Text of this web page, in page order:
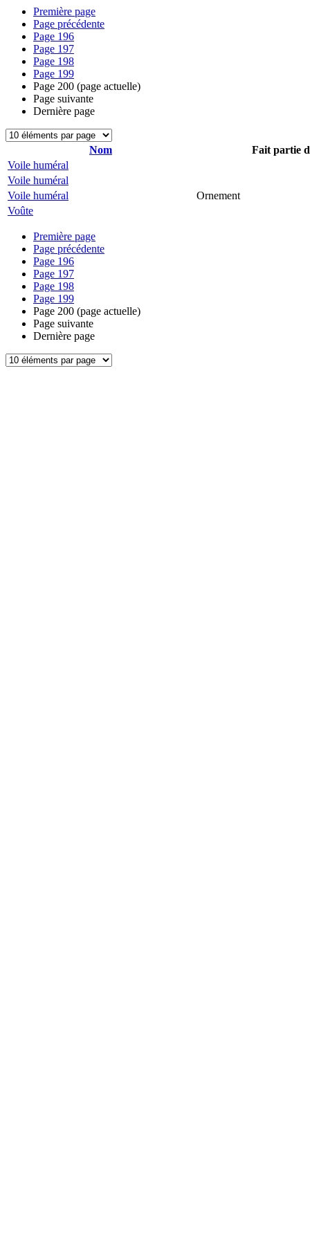
Première page
Page précédente
Page 196
Page 197
Page 198
Page 199
Page 200 (page actuelle)
Page suivante
Dernière page
Nom
Fait partie
Voile huméral
Voile huméral
Voile huméral
Ornement
Voûte
Première page
Page précédente
Page 196
Page 197
Page 198
Page 199
Page 200 (page actuelle)
Page suivante
Dernière page